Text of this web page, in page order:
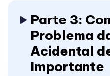
Parte 3:
Problema
Acidental
Importante